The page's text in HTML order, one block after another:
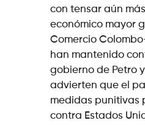
con tensar aún
económico mayor
Comercio
han mantenido
gobierno de Petro
advierten que el
medidas punitivas
contra Estados